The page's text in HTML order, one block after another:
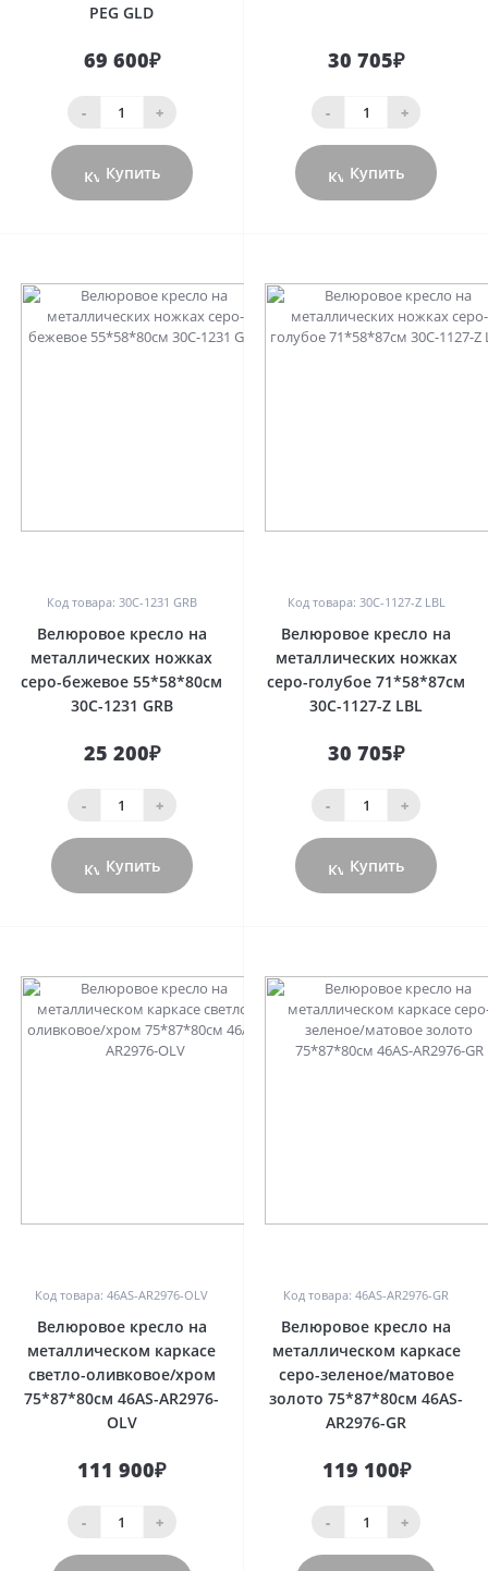
PEG GLD
69 600₽
- +
Купить
30 705₽
- +
Купить
Код товара: 30C-1231 GRB
Велюровое кресло на
металлических ножках
серо-бежевое 55*58*80см
30C-1231 GRB
25 200₽
- +
Купить
Код товара: 30C-1127-Z LBL
Велюровое кресло на
металлических ножках
серо-голубое 71*58*87см
30C-1127-Z LBL
30 705₽
- +
Купить
Код товара: 46AS-AR2976-OLV
Велюровое кресло на
металлическом каркасе
светло-оливковое/хром
75*87*80см 46AS-AR2976-
OLV
111 900₽
- +
Код товара: 46AS-AR2976-GR
Велюровое кресло на
металлическом каркасе
серо-зеленое/матовое
золото 75*87*80см 46AS-
AR2976-GR
119 100₽
- +